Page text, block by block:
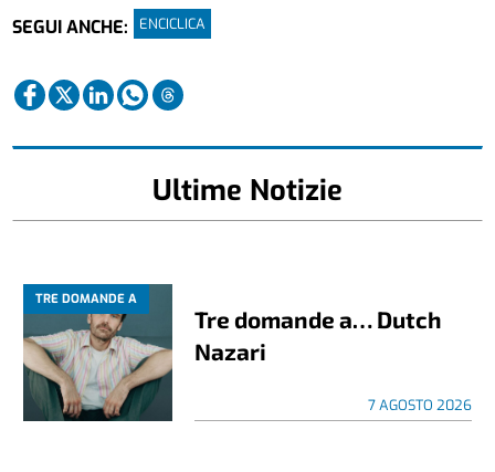
SEGUI ANCHE:
ENCICLICA
Ultime Notizie
TRE DOMANDE A
Tre domande a… Dutch
Nazari
7 AGOSTO 2026